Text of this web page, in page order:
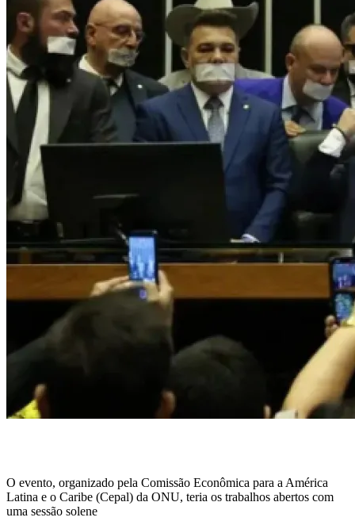
O evento, organizado pela Comissão Econômica para a América
Latina e o Caribe (Cepal) da ONU, teria os trabalhos abertos com
uma sessão solene